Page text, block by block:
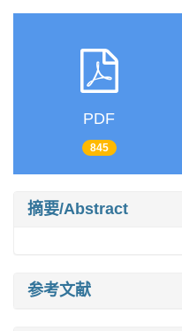
PDF
845
摘要/Abstract
参考文献